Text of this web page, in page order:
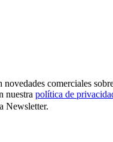
comerciales
nuestra política de
Newsletter.